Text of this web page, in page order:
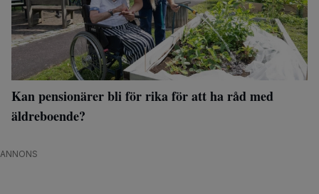
Kan pensionärer bli för rika för att ha råd med
äldreboende?
ANNONS